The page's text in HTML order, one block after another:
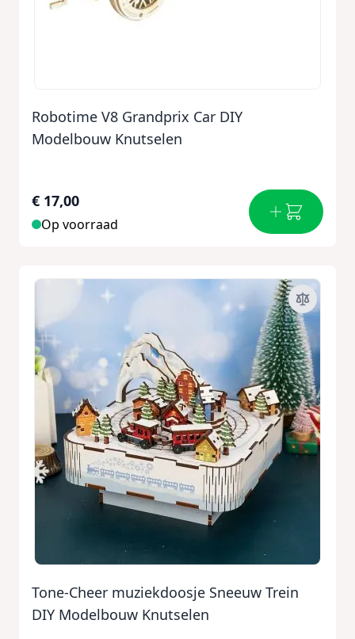
Robotime V8 Grandprix Car DIY
Modelbouw Knutselen
€ 17,00
Op voorraad
Tone-Cheer muziekdoosje Sneeuw Trein
DIY Modelbouw Knutselen